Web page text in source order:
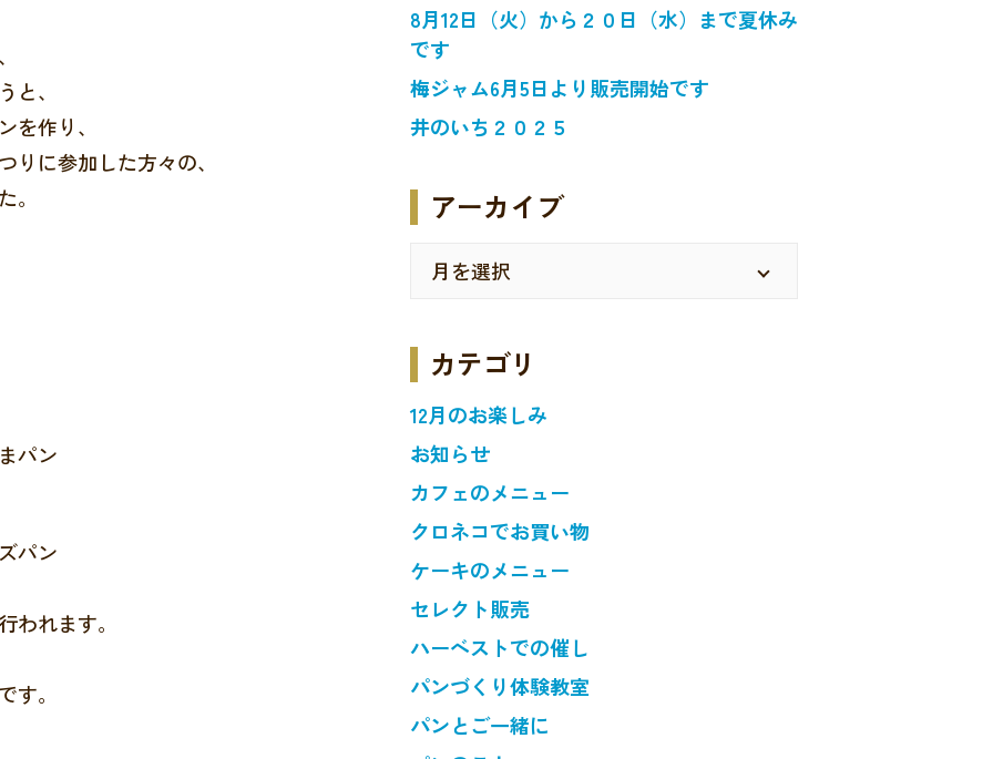
、
作り、
に参加した方々の、
パン
パン
われます。
す。
8月12日（火）から２０日（水）まで夏休み
です
梅ジャム6月5日より販売開始です
井のいち２０２５
アーカイブ
カテゴリ
12月のお楽しみ
お知らせ
カフェのメニュー
クロネコでお買い物
ケーキのメニュー
セレクト販売
ハーベストでの催し
パンづくり体験教室
パンとご一緒に